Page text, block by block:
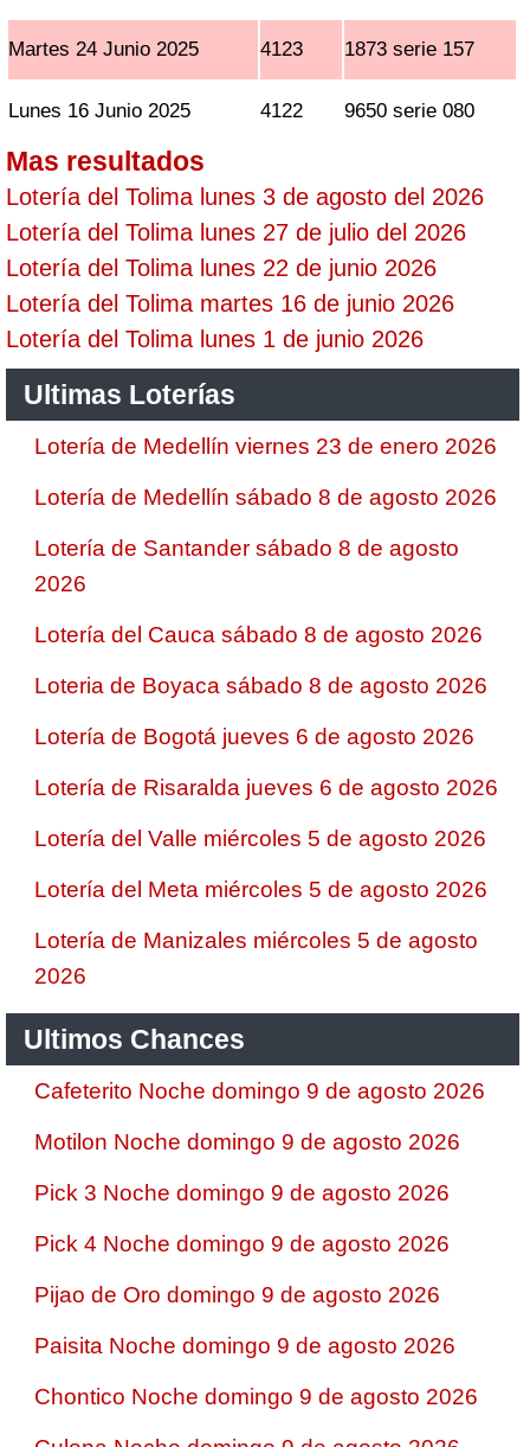
Martes 24 Junio 2025 4123 1873 serie 157
Lunes 16 Junio 2025 4122 9650 serie 080
Mas resultados
Lotería del Tolima lunes 3 de agosto del 2026
Lotería del Tolima lunes 27 de julio del 2026
Lotería del Tolima lunes 22 de junio 2026
Lotería del Tolima martes 16 de junio 2026
Lotería del Tolima lunes 1 de junio 2026
Ultimas Loterías
Lotería de Medellín viernes 23 de enero 2026
Lotería de Medellín sábado 8 de agosto 2026
Lotería de Santander sábado 8 de agosto
2026
Lotería del Cauca sábado 8 de agosto 2026
Loteria de Boyaca sábado 8 de agosto 2026
Lotería de Bogotá jueves 6 de agosto 2026
Lotería de Risaralda jueves 6 de agosto 2026
Lotería del Valle miércoles 5 de agosto 2026
Lotería del Meta miércoles 5 de agosto 2026
Lotería de Manizales miércoles 5 de agosto
2026
Ultimos Chances
Cafeterito Noche domingo 9 de agosto 2026
Motilon Noche domingo 9 de agosto 2026
Pick 3 Noche domingo 9 de agosto 2026
Pick 4 Noche domingo 9 de agosto 2026
Pijao de Oro domingo 9 de agosto 2026
Paisita Noche domingo 9 de agosto 2026
Chontico Noche domingo 9 de agosto 2026